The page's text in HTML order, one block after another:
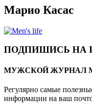
Марио Касас
ПОДПИШИСЬ НА
МУЖСКОЙ ЖУРНАЛ
Регулярно самые
информации на ваш